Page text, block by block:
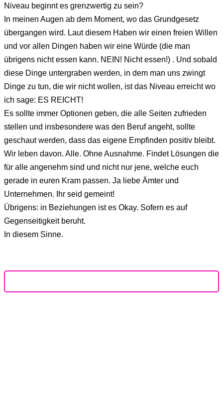
Niveau beginnt es grenzwertig zu sein?
In meinen Augen ab dem Moment, wo das Grundgesetz
übergangen wird. Laut diesem Haben wir einen freien Willen
und vor allen Dingen haben wir eine Würde (die man
übrigens nicht essen kann. NEIN! Nicht essen!) . Und sobald
diese Dinge untergraben werden, in dem man uns zwingt
Dinge zu tun, die wir nicht wollen, ist das Niveau erreicht wo
ich sage: ES REICHT!
Es sollte immer Optionen geben, die alle Seiten zufrieden
stellen und insbesondere was den Beruf angeht, sollte
geschaut werden, dass das eigene Empfinden positiv bleibt.
Wir leben davon. Alle. Ohne Ausnahme. Findet Lösungen die
für alle angenehm sind und nicht nur jene, welche euch
gerade in euren Kram passen. Ja liebe Ämter und
Unternehmen. Ihr seid gemeint!
Übrigens: in Beziehungen ist es Okay. Sofern es auf
Gegenseitigkeit beruht.
In diesem Sinne.